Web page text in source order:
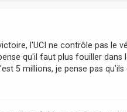
l'UCI ne contrôle pas le
qu'il faut plus fouiller dans
5 millions, je pense pas